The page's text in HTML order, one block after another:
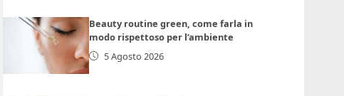
Beauty routine green, come farla in
modo rispettoso per l’ambiente
5 Agosto 2026